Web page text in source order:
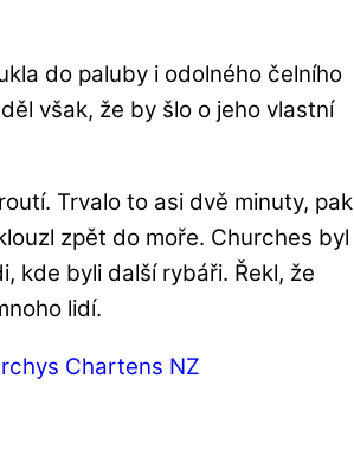
do paluby i odolného čelního
však, že by šlo o jeho vlastní
Trvalo to asi dvě minuty, pak
zpět do moře. Churches byl
kde byli další rybáři. Řekl, že
lidí.
Chartens NZ